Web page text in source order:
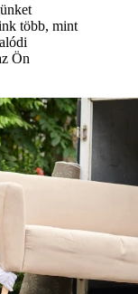
több, mint
Ön